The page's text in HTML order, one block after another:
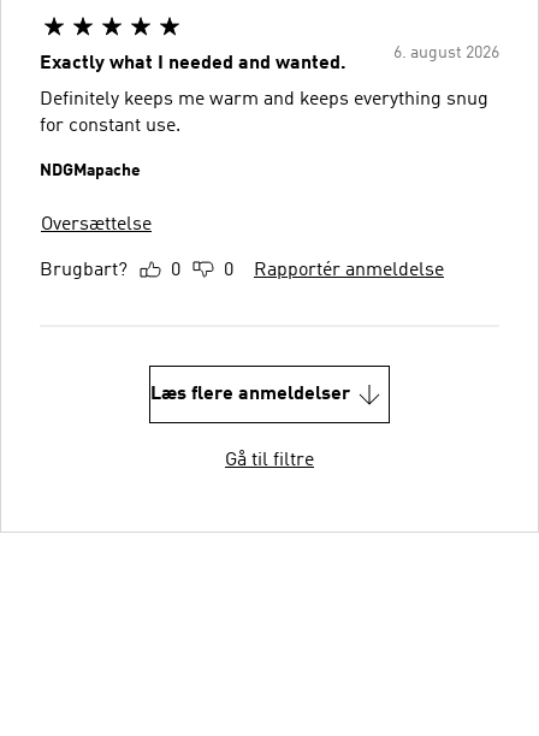
6. august 2026
Exactly what I needed and wanted.
Definitely keeps me warm and keeps everything snug
for constant use.
NDGMapache
Oversættelse
Brugbart? 0 0 Rapportér anmeldelse
Læs flere anmeldelser
Gå til filtre